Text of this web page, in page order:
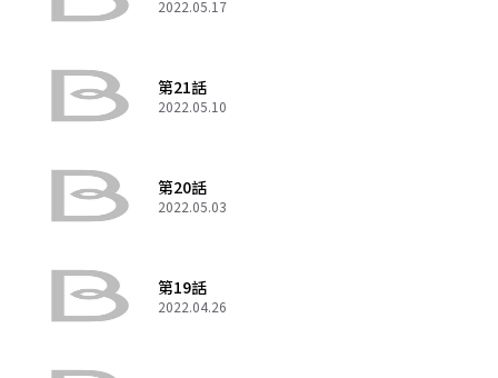
2022.05.17
第21話
2022.05.10
第20話
2022.05.03
第19話
2022.04.26